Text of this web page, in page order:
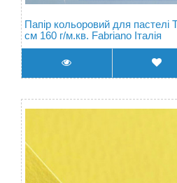
Папір кольоровий для пастелі
см 160 г/м.кв. Fabriano Італія